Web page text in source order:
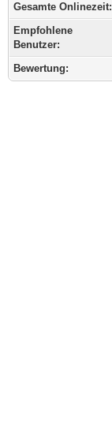
Gesamte Onlinezeit:
Empfohlene
Benutzer:
Bewertung: